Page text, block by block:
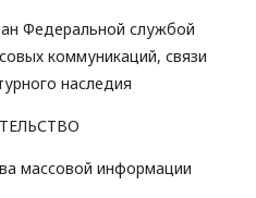
Федеральной службой
коммуникаций, связи
наследия
массовой информации